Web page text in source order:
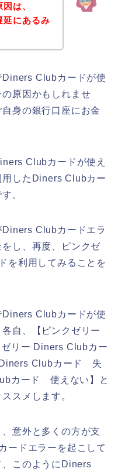
は、
にあるみ
Diners Clubカードが使
原因かもしれませ
身の銀行口座にお金
Clubカードが使え
用したDiners Clubカー
。
Diners Clubカードエラ
し、再度、ピンクゼ
を利用してみることを
Diners Clubカードが使
自、【ピンクゼリー
リー Diners Clubカー
Clubカード 失
カード 使えない】と
スメします。
意外と多くの方が支
ードエラーを起こして
このようにDiners